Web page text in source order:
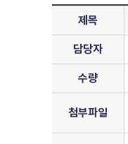
제목
담당자
수량
첨부파일